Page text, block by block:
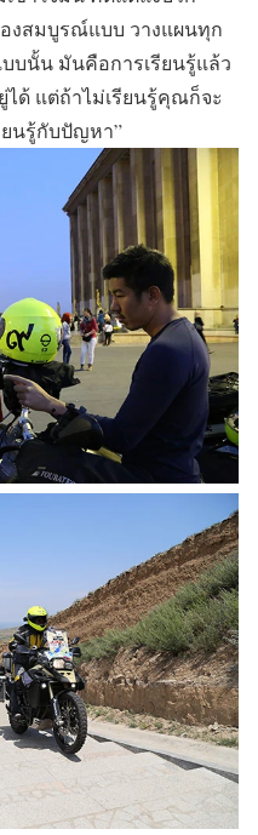
งสมบูรณ์แบบ วางแผนทุก
บนั้น มันคือการเรียนรู้แล้ว
ด้ แต่ถ้าไม่เรียนรู้คุณก็จะ
ยนรู้กับปัญหา”